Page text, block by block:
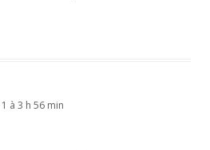
à 3 h 56 min